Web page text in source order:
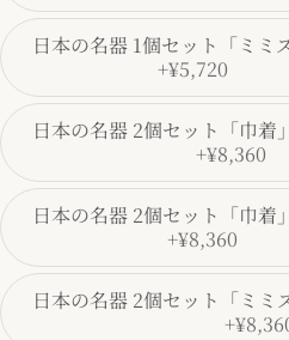
日本の名器 1個セット「ミミ
+¥5,720
日本の名器 2個セット「巾着
+¥8,360
日本の名器 2個セット「巾着
+¥8,360
日本の名器 2個セット「ミミ